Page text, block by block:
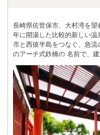
長崎県佐世保市、大村湾を
年に開湯した比較的新しい
市と西彼半島をつなぐ、急
のアーチ式鉄橋の 名前で、
針尾瀬戸の急流とうず潮は
の見応えである。有料道路「
形を描いた新西海橋は、西
央の展望スペースから足下のう
温泉近郊では重要文化財の
をはじめ、近海で捕れた豊
楽しみ方があり多くの観光客